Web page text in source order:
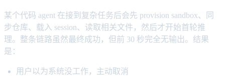
某个代码 agent 在接到复杂任务后会先 provision sandbox、同
步仓库、载入 session、读取相关文件，然后才开始首轮推
理。整条链路虽然最终成功，但前 30 秒完全无输出。结果
是：
用户以为系统没工作，主动取消